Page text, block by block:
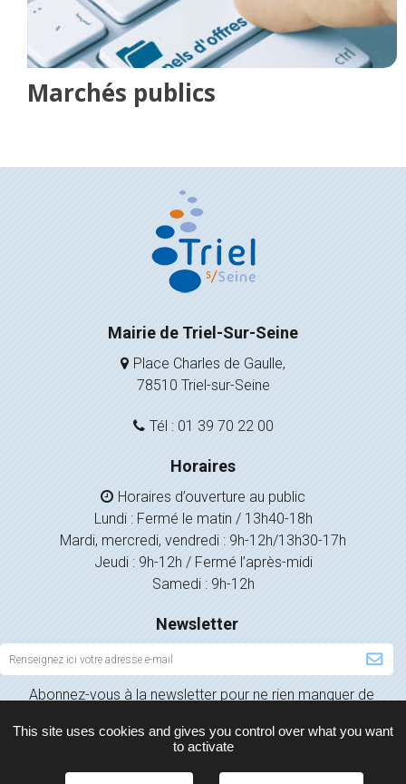
Marchés publics
Mairie de Triel-Sur-Seine
Place Charles de Gaulle,
78510 Triel-sur-Seine
Tél : 01 39 70 22 00
Horaires
Horaires d’ouverture au public
Lundi : Fermé le matin / 13h40-18h
Mardi, mercredi, vendredi : 9h-12h/13h30-17h
Jeudi : 9h-12h / Fermé l’après-midi
Samedi : 9h-12h
Newsletter
Inscription
à
la
Abonnez-vous à la newsletter pour ne rien manquer de
This site uses cookies and gives you control over what you want
to activate